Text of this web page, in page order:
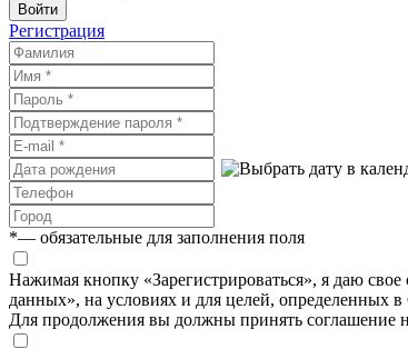
Войти
Регистрация
*— обязательные для заполнения поля
Нажимая кнопку «Зарегистрироваться», я даю
данных», на условиях и для целей, определенных
Для продолжения вы должны принять соглашение